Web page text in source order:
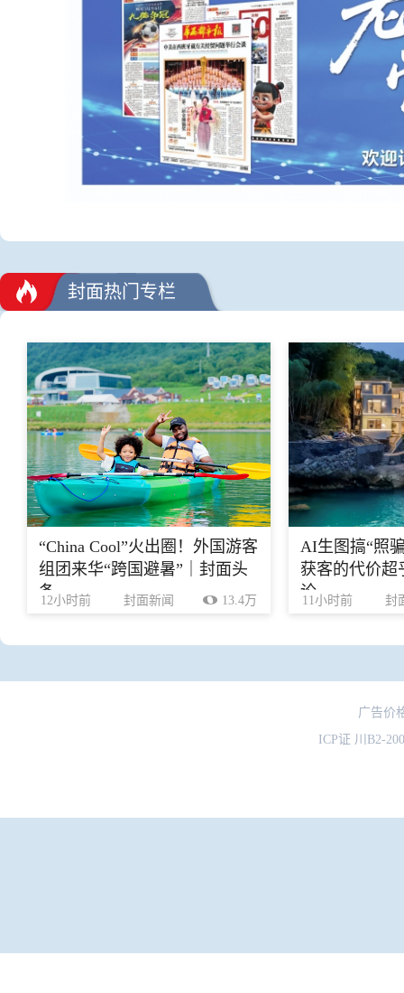
封面热门专栏
“China Cool”火出圈！外国游客
组团来华“跨国避暑”｜封面头
条
12小时前 封面新闻 13.4万
AI生图搞“照
获客的代价超
论
11小时前 封
广告价
ICP证 川B2-